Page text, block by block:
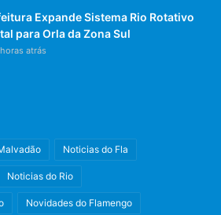
por toda a cidade, garantindo que
em um raio de pelo
Serão mais 40 unidades até 2016, o
de 180 dias para a implantação
do Ponto na rede municipal de
semestre de 2013, será
a frequência dos profissionais
Expande Sistema Rio Rotativo
para Orla da Zona Sul
atrás
Noticias do Fla
Noticias do Rio
Novidades do Flamengo